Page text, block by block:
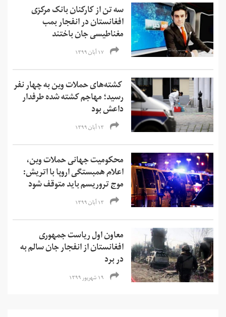
سه تن از کارکنان بانک مرکزی
افغانستان در انفجار بمب
مغناطیسی جان باختند
۱۷ آبان ۱۳۹۹
کشته‌های حملات وین به چهار نفر
رسید؛ مهاجم کشته شده طرفدار
داعش بود
۱۳ آبان ۱۳۹۹
محکومیت جهانی حملات وین،
اعلام همبستگی اروپا با اتریش:
موج تروریسم باید متوقف شود
۱۳ آبان ۱۳۹۹
معاون اول ریاست‌ جمهوری
افغانستان از انفجار جان سالم به
در برد
۱۹ شهریور ۱۳۹۹